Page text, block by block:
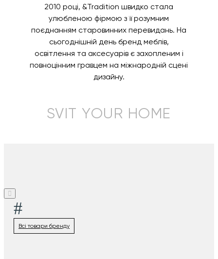
2010 році, &Tradition швидко стала
улюбленою фірмою з її розумним
поєднанням старовинних перевидань. На
сьогоднішній день бренд меблів,
освітлення та аксесуарів є захопленим і
повноцінним гравцем на міжнародній сцені
дизайну.
SVIT YOUR HOME
#
Всі товари бренду